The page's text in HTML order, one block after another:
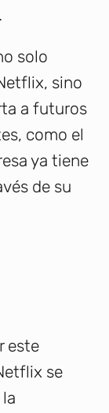
solo
sino
a futuros
como el
ya tiene
de su
este
se